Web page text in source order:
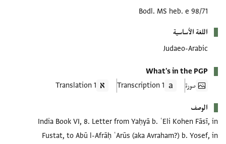
Bodl. MS heb. e 98/71
اللغة الأساسية
Judaeo-Arabic
What's in the PGP
صورة
1 Transcription
1 Translation
الوصف
India Book VI, 8. Letter from Yaḥyā b. ʿEli Kohen Fāsī, in
Fustat, to Abū l-Afrāḥ ʿArūs (aka Avraham?) b. Yosef, in